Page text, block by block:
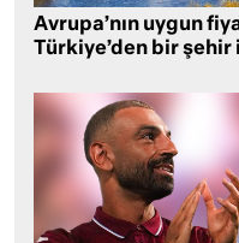
Avrupa’nın uygun
Türkiye’den bir